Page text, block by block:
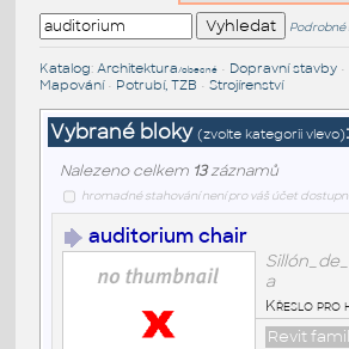
Podrobné
Katalog: Architektura/obecné• Dopravní stavby•
Mapování• Potrubí, TZB • Strojírenství
Vybrané bloky (zvolte kategorii vlevo):
Nalezeno celkem 13záznamů
hromadné stahování není pro váš účet
auditorium chair
a
Křeslo pro
Revit